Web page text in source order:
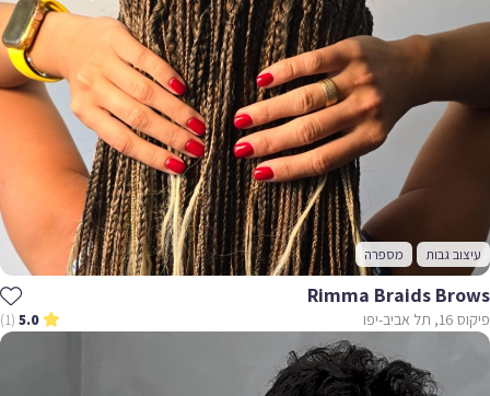
עיצוב גבות מספרה
Rimma Braids Brows
פיקוס 16, תל אביב-יפו 5.0
(1)